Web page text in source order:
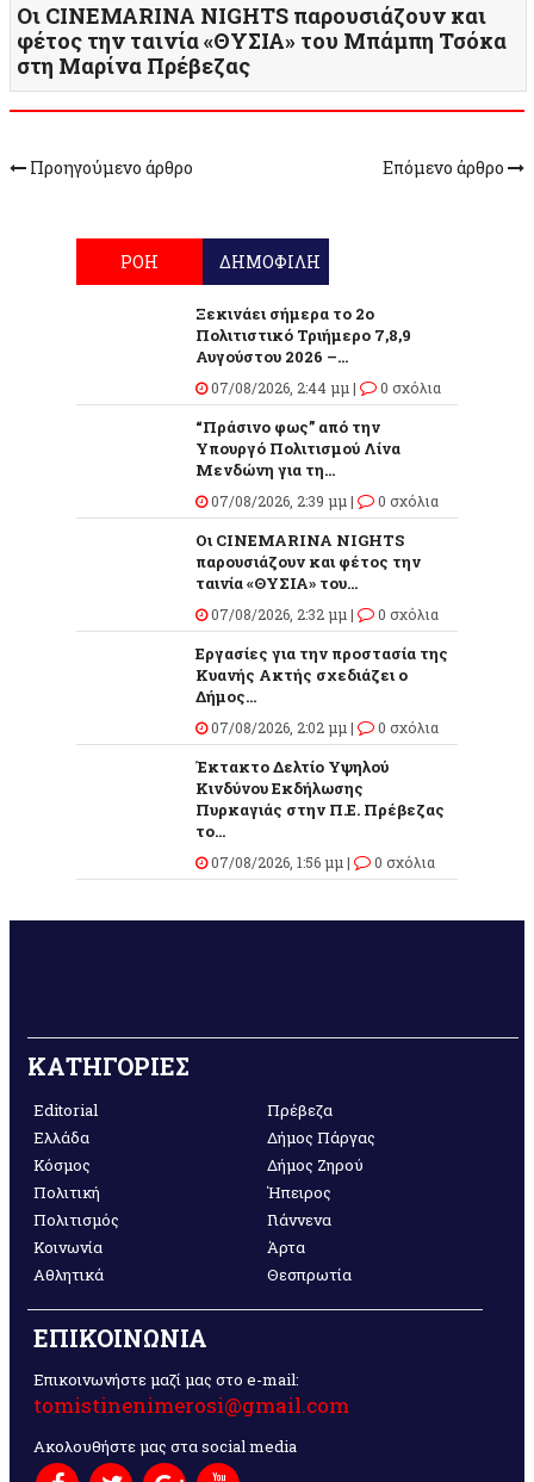
Οι CINEMARINA NIGHTS παρουσιάζουν και
φέτος την ταινία «ΘΥΣΙΑ» του Μπάμπη Τσόκα
στη Μαρίνα Πρέβεζας
Προηγούμενο άρθρο Επόμενο άρθρο
ΡΟΗ ΔΗΜΟΦΙΛΗ
Ξεκινάει σήμερα το 2ο
Πολιτιστικό Τριήμερο 7,8,9
Αυγούστου 2026 –...
07/08/2026, 2:44 μμ | 0 σχόλια
“Πράσινο φως” από την
Υπουργό Πολιτισμού Λίνα
Μενδώνη για τη...
07/08/2026, 2:39 μμ | 0 σχόλια
Οι CINEMARINA NIGHTS
παρουσιάζουν και φέτος την
ταινία «ΘΥΣΙΑ» του...
07/08/2026, 2:32 μμ | 0 σχόλια
Εργασίες για την προστασία της
Κυανής Ακτής σχεδιάζει ο
Δήμος...
07/08/2026, 2:02 μμ | 0 σχόλια
Έκτακτο Δελτίο Υψηλού
Κινδύνου Εκδήλωσης
Πυρκαγιάς στην Π.Ε. Πρέβεζας
το...
07/08/2026, 1:56 μμ | 0 σχόλια
ΚΑΤΗΓΟΡΙΕΣ
Editorial
Ελλάδα
Κόσμος
Πολιτική
Πολιτισμός
Κοινωνία
Αθλητικά
Πρέβεζα
Δήμος Πάργας
Δήμος Ζηρού
Ήπειρος
Γιάννενα
Άρτα
Θεσπρωτία
ΕΠΙΚΟΙΝΩΝΙΑ
Επικοινωνήστε μαζί μας στο e-mail:
tomistinenimerosi@gmail.com
Ακολουθήστε μας στα social media